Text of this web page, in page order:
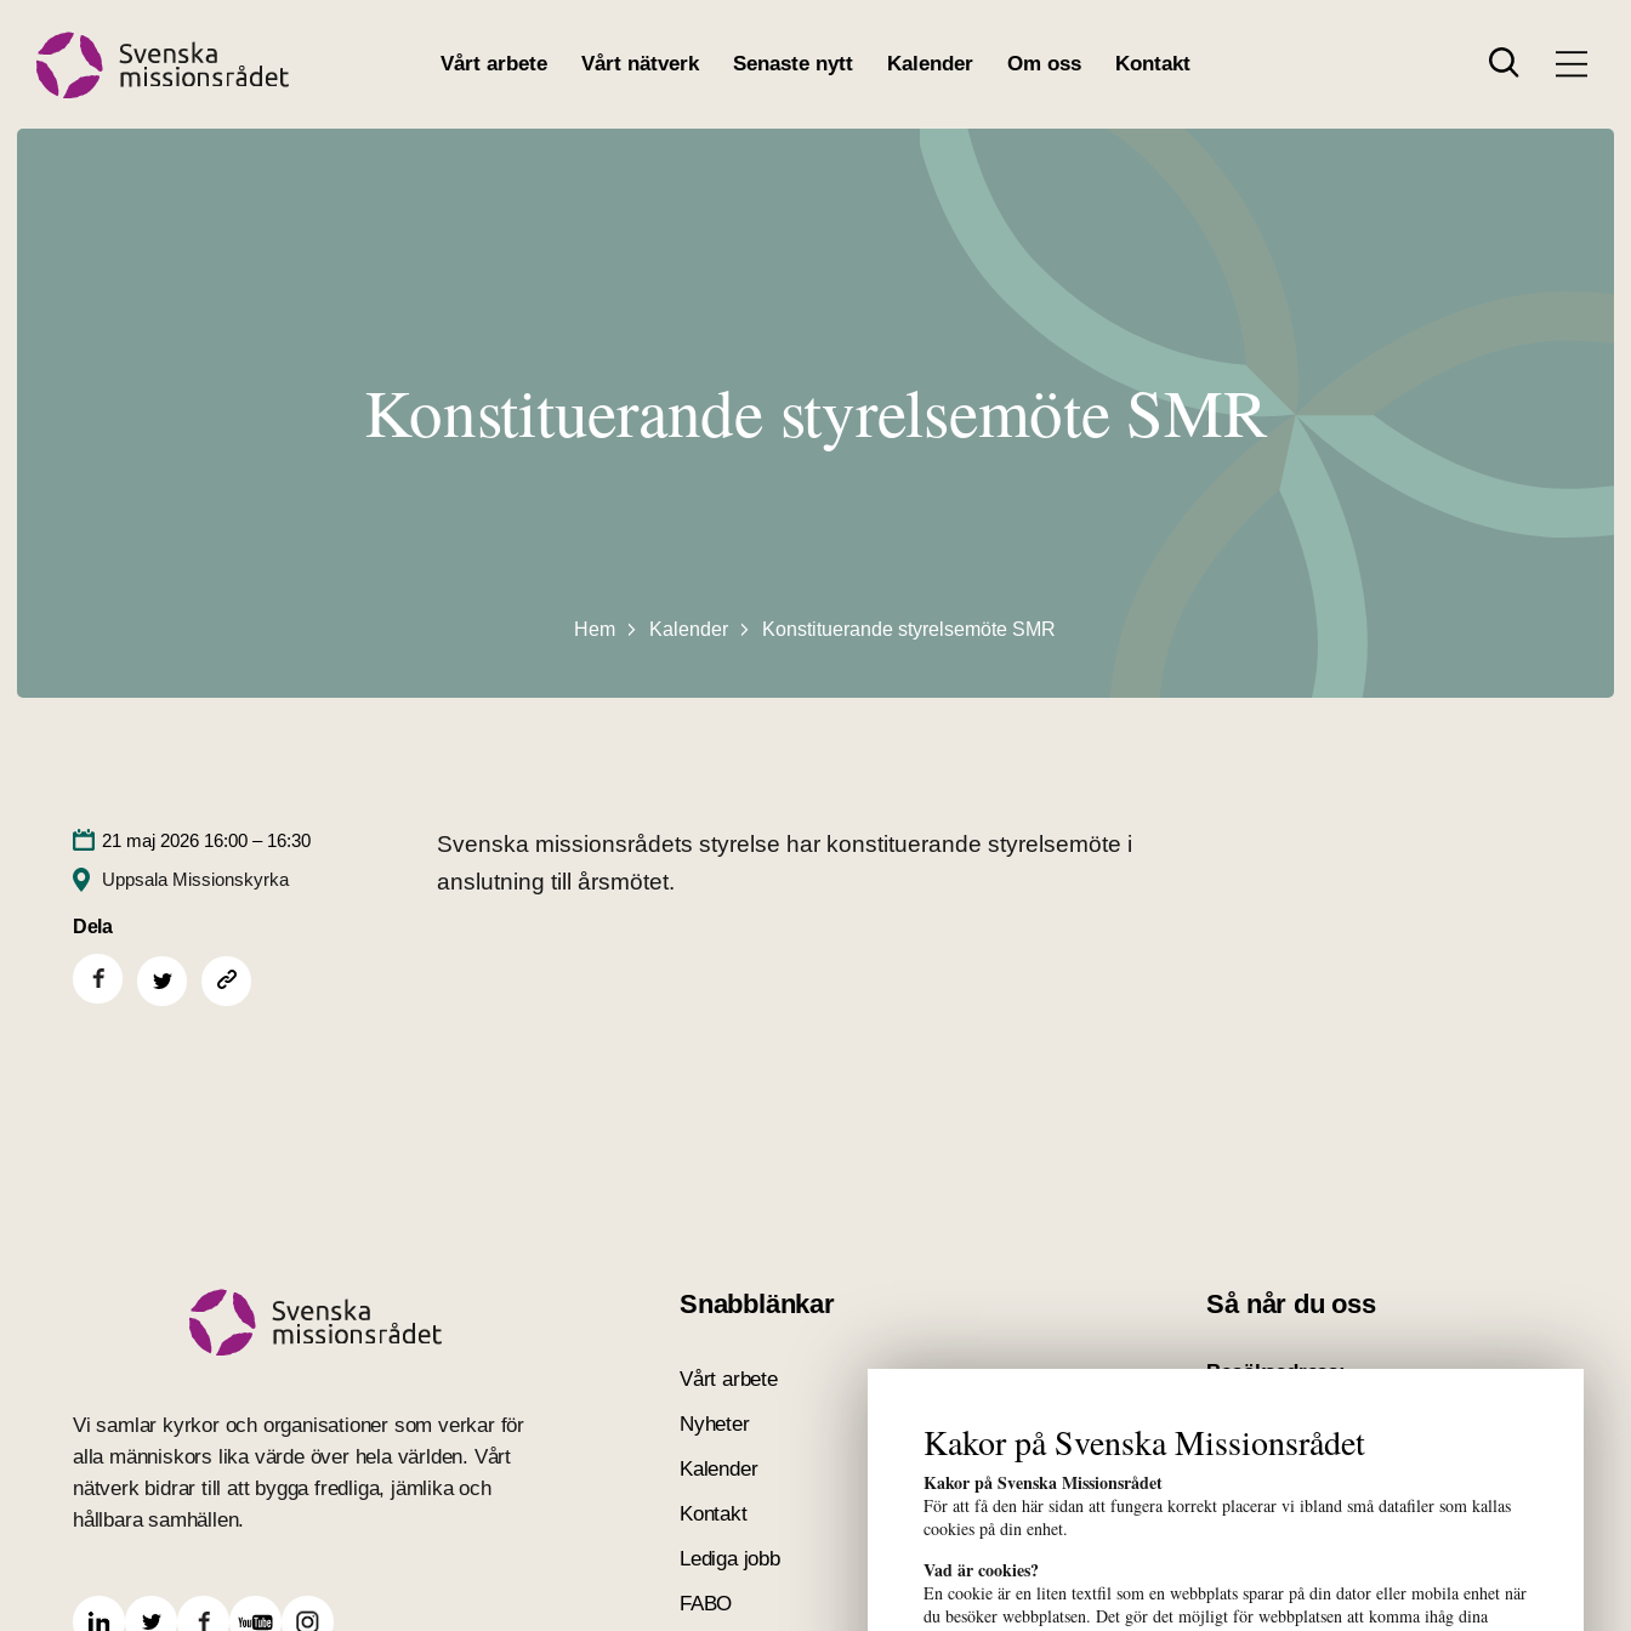
Vårt arbete Vårt nätverk Senaste nytt Kalender Om oss Kontakt Search
Konstituerande styrelsemöte SMR
Hem Kalender Konstituerande styrelsemöte SMR
21 maj 2026 16:00 – 16:30
Uppsala Missionskyrka
Dela
Svenska missionsrådets styrelse har konstituerande styrelsemöte i
anslutning till årsmötet.
Vi samlar kyrkor och organisationer som verkar för
alla människors lika värde över hela världen. Vårt
nätverk bidrar till att bygga fredliga, jämlika och
hållbara samhällen.
Snabblänkar
Vårt arbete
Nyheter
Kalender
Kontakt
Klagomål
Lediga jobb
Lime-Portalen
FABO
Om webbplatsen och
Så når du oss
Besöksadress:
Alviks Torg
Kontakta oss:
Kakor på Svenska Missionsrådet
Kakor på Svenska Missionsrådet
För att få den här sidan att fungera korrekt placerar vi ibland små datafiler som kallas
cookies på din enhet.
Vad är cookies?
En cookie är en liten textfil som en webbplats sparar på din dator eller mobila enhet när
du besöker webbplatsen. Det gör det möjligt för webbplatsen att komma ihåg dina